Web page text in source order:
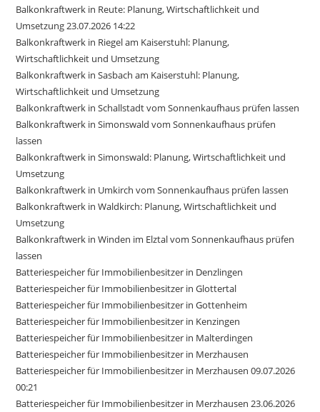
Balkonkraftwerk in Reute: Planung, Wirtschaftlichkeit und
Umsetzung 23.07.2026 14:22
Balkonkraftwerk in Riegel am Kaiserstuhl: Planung,
Wirtschaftlichkeit und Umsetzung
Balkonkraftwerk in Sasbach am Kaiserstuhl: Planung,
Wirtschaftlichkeit und Umsetzung
Balkonkraftwerk in Schallstadt vom Sonnenkaufhaus prüfen lassen
Balkonkraftwerk in Simonswald vom Sonnenkaufhaus prüfen
lassen
Balkonkraftwerk in Simonswald: Planung, Wirtschaftlichkeit und
Umsetzung
Balkonkraftwerk in Umkirch vom Sonnenkaufhaus prüfen lassen
Balkonkraftwerk in Waldkirch: Planung, Wirtschaftlichkeit und
Umsetzung
Balkonkraftwerk in Winden im Elztal vom Sonnenkaufhaus prüfen
lassen
Batteriespeicher für Immobilienbesitzer in Denzlingen
Batteriespeicher für Immobilienbesitzer in Glottertal
Batteriespeicher für Immobilienbesitzer in Gottenheim
Batteriespeicher für Immobilienbesitzer in Kenzingen
Batteriespeicher für Immobilienbesitzer in Malterdingen
Batteriespeicher für Immobilienbesitzer in Merzhausen
Batteriespeicher für Immobilienbesitzer in Merzhausen 09.07.2026
00:21
Batteriespeicher für Immobilienbesitzer in Merzhausen 23.06.2026